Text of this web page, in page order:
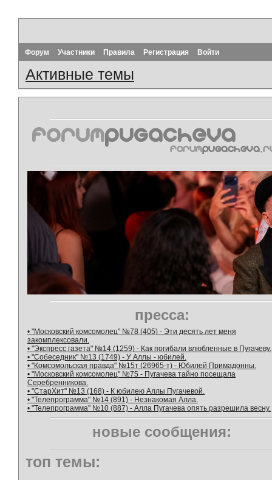
Форум Участники Правила Регистрация Войти
Активные темы
пресса:
• "Московский комсомолец" №78 (405) - Эти десять лет меня
закомплексовали.
• "Экспресс газета" №14 (1259) - Как погибали влюбленные в Пугачеву.
• "Собеседник" №13 (1749) - У Аллы - юбилей.
• "Комсомольская правда" №15т (26965-т) - Юбилей Примадонны.
• "Московский комсомолец" №75 - Пугачева тайно посещала
Серебренникова.
• "СтарХит" №13 (168) - К юбилею Аллы Пугачевой.
• "Телепрограмма" №14 (891) - Незнакомая Алла.
• "Телепрограмма" №10 (887) - Алла Пугачева опять разрешила весну.
новые сообщения:
топ темы: